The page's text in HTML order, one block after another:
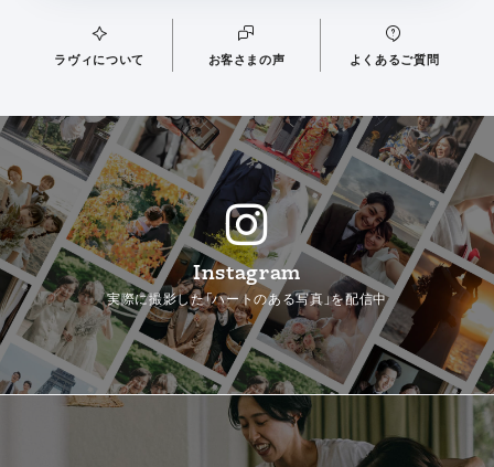
ラヴィについて お客さまの声 よくあるご質問
Instagram
実際に撮影した「ハートのある写真」を配信中